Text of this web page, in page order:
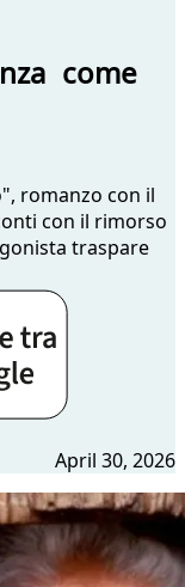
come
romanzo con il
con il rimorso
traspare
April 30, 2026